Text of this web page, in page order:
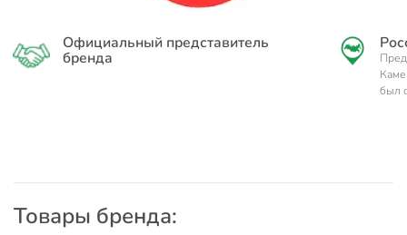
Официальный представитель
бренда
был
Товары бренда: